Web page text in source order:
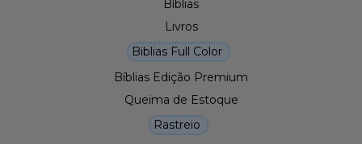
Bíblias
Livros
Biblias Full Color
Bíblias Edição Premium
Queima de Estoque
Rastreio